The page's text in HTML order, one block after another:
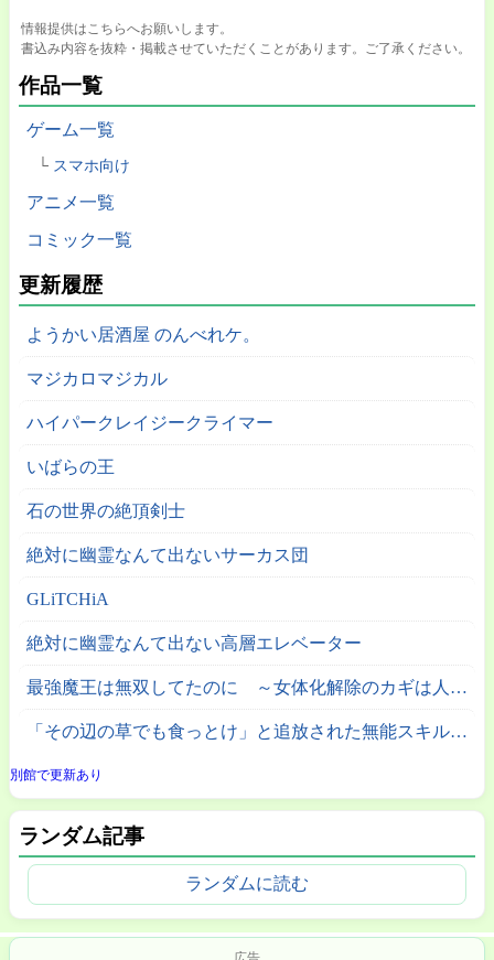
情報提供はこちらへお願いします。
書込み内容を抜粋・掲載させていただくことがあります。ご了承ください。
作品一覧
ゲーム一覧
スマホ向け
アニメ一覧
コミック一覧
更新履歴
ようかい居酒屋 のんべれケ。
マジカロマジカル
ハイパークレイジークライマー
いばらの王
石の世界の絶頂剣士
絶対に幽霊なんて出ないサーカス団
GLiTCHiA
絶対に幽霊なんて出ない高層エレベーター
最強魔王は無双してたのに ～女体化解除のカギは人助けの旅でした～
「その辺の草でも食っとけ」と追放された無能スキル【植物食い】持ち転生者、エルフの里で幻の植物を食べて無双する
別館で更新あり
ランダム記事
ランダムに読む